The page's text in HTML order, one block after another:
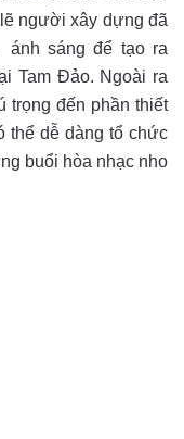
người xây dựng đã
sáng để tạo ra
Tam Đảo. Ngoài ra
trọng đến phần thiết
thể dễ dàng tổ chức
buổi hòa nhạc nho